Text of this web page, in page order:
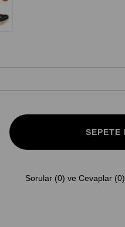
Sorular (0) ve Cevaplar (0)